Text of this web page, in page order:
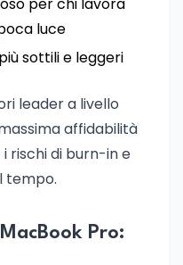
luce
sottili e leggeri
leader a livello
affidabilità
rischi di burn-in e
tempo.
Pro: